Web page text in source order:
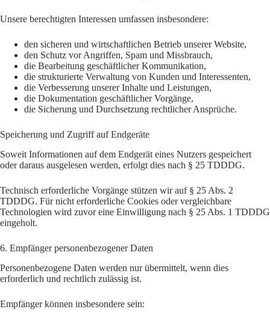
Unsere berechtigten Interessen umfassen insbesondere:
den sicheren und wirtschaftlichen Betrieb unserer Website,
den Schutz vor Angriffen, Spam und Missbrauch,
die Bearbeitung geschäftlicher Kommunikation,
die strukturierte Verwaltung von Kunden und Interessenten,
die Verbesserung unserer Inhalte und Leistungen,
die Dokumentation geschäftlicher Vorgänge,
die Sicherung und Durchsetzung rechtlicher Ansprüche.
Speicherung und Zugriff auf Endgeräte
Soweit Informationen auf dem Endgerät eines Nutzers gespeichert
oder daraus ausgelesen werden, erfolgt dies nach § 25 TDDDG.
Technisch erforderliche Vorgänge stützen wir auf § 25 Abs. 2
TDDDG. Für nicht erforderliche Cookies oder vergleichbare
Technologien wird zuvor eine Einwilligung nach § 25 Abs. 1 TDDDG
eingeholt.
6. Empfänger personenbezogener Daten
Personenbezogene Daten werden nur übermittelt, wenn dies
erforderlich und rechtlich zulässig ist.
Empfänger können insbesondere sein: